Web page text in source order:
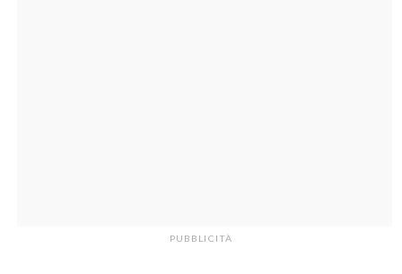
PUBBLICITÀ